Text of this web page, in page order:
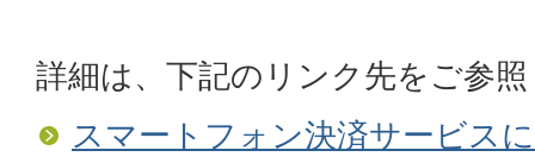
詳細は、下記のリンク先をご参
スマートフォン決済サービス